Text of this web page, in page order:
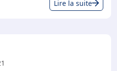
Lire la suite